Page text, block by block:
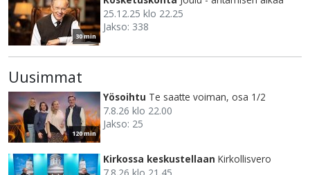
30 min
25.12.25 klo 22.25
Jakso: 338
Uusimmat
120 min
Yösoihtu Te saatte voiman, osa 1/2
7.8.26 klo 22.00
Jakso: 25
Kirkossa keskustellaan Kirkollisvero